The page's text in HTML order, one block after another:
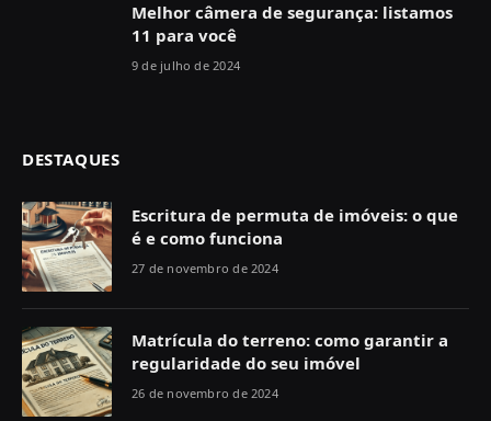
Melhor câmera de segurança: listamos
11 para você
9 de julho de 2024
DESTAQUES
Escritura de permuta de imóveis: o que
é e como funciona
27 de novembro de 2024
Matrícula do terreno: como garantir a
regularidade do seu imóvel
26 de novembro de 2024